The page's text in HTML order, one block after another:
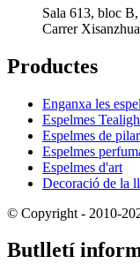
Sala 613, bloc
Carrer
Productes
Enganxa les
Espelmes
Espelmes de pilar
Espelmes
Espelmes d'art
Decoració de la
© Copyright - 2010-
Butlletí